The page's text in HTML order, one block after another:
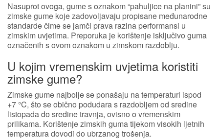
Nasuprot ovoga, gume s oznakom “pahuljice na planini” su
zimske gume koje zadovoljavaju propisane međunarodne
standarde čime se jamči prava razina performansi u
zimskim uvjetima. Preporuka je korištenje isključivo guma
označenih s ovom oznakom u zimskom razdoblju.
U kojim vremenskim uvjetima koristiti
zimske gume?
Zimske gume najbolje se ponašaju na temperaturi ispod
+7 °C, što se obično podudara s razdobljem od sredine
listopada do sredine travnja, ovisno o vremenskim
prilikama. Korištenje zimskih guma tijekom visokih ljetnih
temperatura dovodi do ubrzanog trošenja.